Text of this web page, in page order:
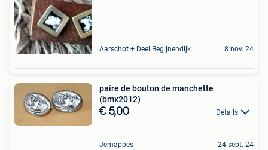
Aarschot + Deel Begijnendijk 8 nov. 24
paire de bouton de manchette
(bmx2012)
€ 5,00 Détails
Jemappes 24 sept. 24